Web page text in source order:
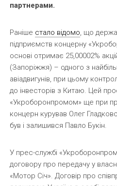
партнерами.
Раніше стало відомо, що
підприємств концерну
основі отримає 25,00002%
(Запоріжжя) – одного з
авіадвигунів, при цьому
до інвесторів з Китаю. Цей
«Укроборонпромом» ще при
концерн курував Олег
був і залишився Павло Букін.
У прес-службі
договору про передачу у
«Мотор Січ». Договір про